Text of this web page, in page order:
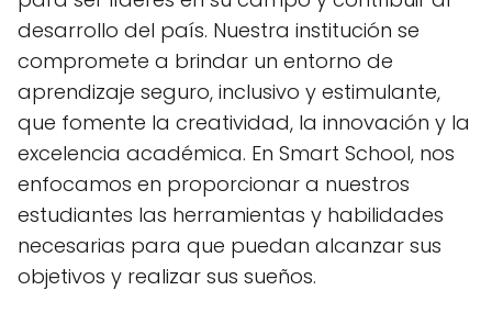
desarrollo del país. Nuestra institución se
compromete a brindar un entorno de
aprendizaje seguro, inclusivo y estimulante,
que fomente la creatividad, la innovación y la
excelencia académica. En Smart School, nos
enfocamos en proporcionar a nuestros
estudiantes las herramientas y habilidades
necesarias para que puedan alcanzar sus
objetivos y realizar sus sueños.